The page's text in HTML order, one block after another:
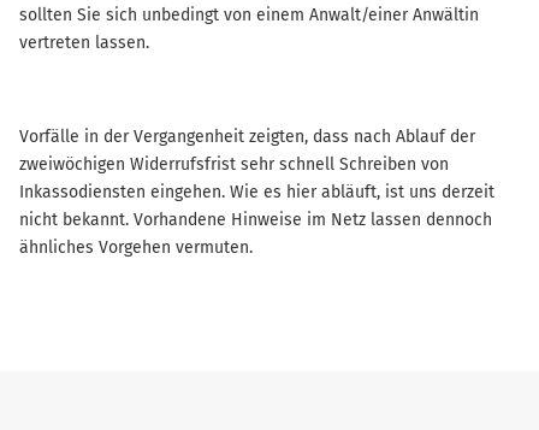
sollten Sie sich unbedingt von einem Anwalt/einer Anwältin
vertreten lassen.
Vorfälle in der Vergangenheit zeigten, dass nach Ablauf der
zweiwöchigen Widerrufsfrist sehr schnell Schreiben von
Inkassodiensten eingehen. Wie es hier abläuft, ist uns derzeit
nicht bekannt. Vorhandene Hinweise im Netz lassen dennoch
ähnliches Vorgehen vermuten.